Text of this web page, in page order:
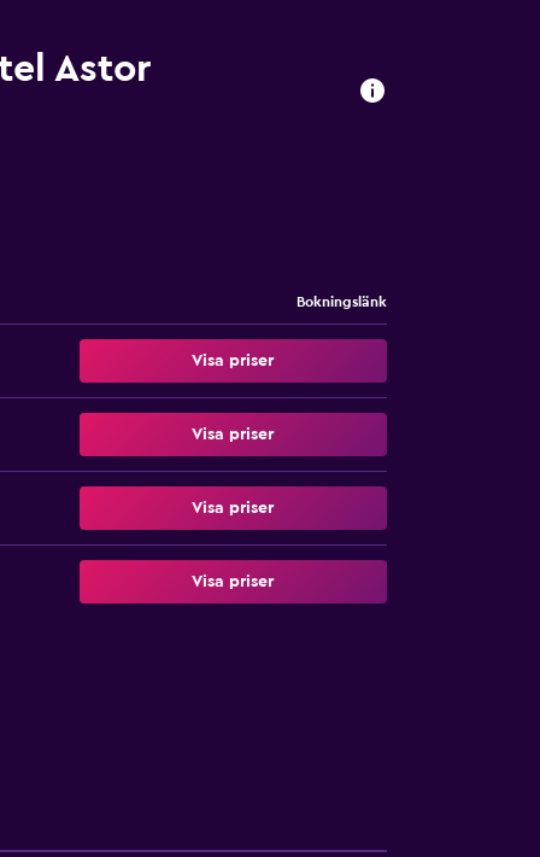
Astor
Bokningslänk
Visa priser
Visa priser
Visa priser
Visa priser